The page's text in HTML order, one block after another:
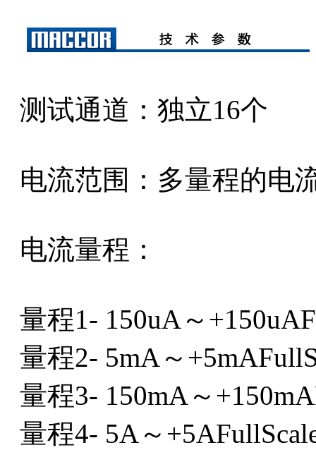
测试通道：独立16个
电流范围：多量程的电
电流量程：
量程1- 150uA～
量程2- 5mA～
量程3- 150mA～
量程4- 5A～